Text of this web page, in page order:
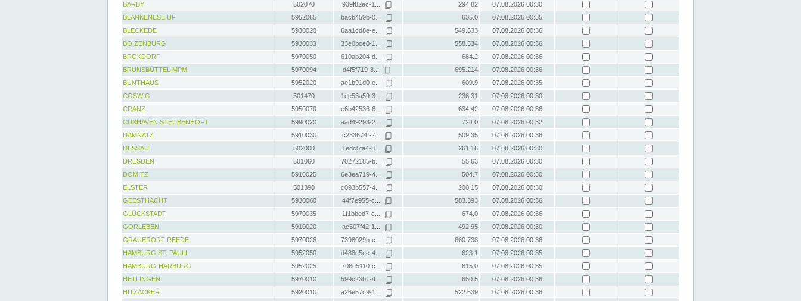
BARBY
502070 939f82ec-1... 294.82
07.08.2026 00:30
BLANKENESE UF
5952065 bacb459b-0... 635.0
07.08.2026 00:35
BLECKEDE
5930020 6aa1cd8e-e... 549.633
07.08.2026 00:36
BOIZENBURG
5930033 33e0bce0-1... 558.534
07.08.2026 00:36
BROKDORF
5970050 610ab204-d... 684.2
07.08.2026 00:36
BRUNSBÜTTEL MPM
5970094 d4f5f719-8... 695.214
07.08.2026 00:36
BUNTHAUS
5952020 ae1b91d0-e... 609.9
07.08.2026 00:35
COSWIG
501470 1ce53a59-3... 236.31
07.08.2026 00:30
CRANZ
5950070 e6b42536-6... 634.42
07.08.2026 00:36
CUXHAVEN STEUBENHÖFT
5990020 aad49293-2... 724.0
07.08.2026 00:32
DAMNATZ
5910030 c233674f-2... 509.35
07.08.2026 00:36
DESSAU
502000 1edc5fa4-8... 261.16
07.08.2026 00:30
DRESDEN
501060 70272185-b... 55.63
07.08.2026 00:30
DÖMITZ
5910025 6e3ea719-4... 504.7
07.08.2026 00:30
ELSTER
501390 c093b557-4... 200.15
07.08.2026 00:30
GEESTHACHT
5930060 44f7e955-c... 583.393
07.08.2026 00:36
GLÜCKSTADT
5970035 1f1bbed7-c... 674.0
07.08.2026 00:36
GORLEBEN
5910020 ac507f42-1... 492.95
07.08.2026 00:30
GRAUERORT REEDE
5970026 7398029b-c... 660.738
07.08.2026 00:36
HAMBURG ST. PAULI
5952050 d488c5cc-4... 623.1
07.08.2026 00:35
HAMBURG-HARBURG
5952025 706e5110-c... 615.0
07.08.2026 00:35
HETLINGEN
5970010 599c23b1-4... 650.5
07.08.2026 00:36
HITZACKER
5920010 a26e57c9-1... 522.639
07.08.2026 00:36